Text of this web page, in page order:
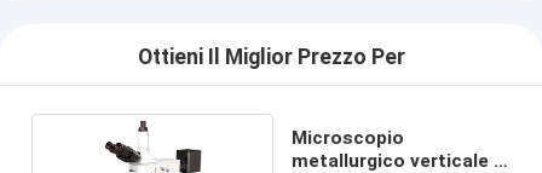
Ottieni Il Miglior Prezzo Per
Microscopio
metallurgico verticale di